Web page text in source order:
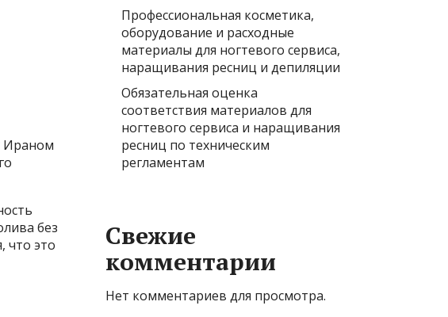
Ираном
без
что это
Профессиональная косметика,
оборудование и расходные
материалы для ногтевого сервиса,
наращивания ресниц и депиляции
Обязательная оценка
соответствия материалов для
ногтевого сервиса и наращивания
ресниц по техническим
регламентам
Свежие
комментарии
Нет комментариев для просмотра.